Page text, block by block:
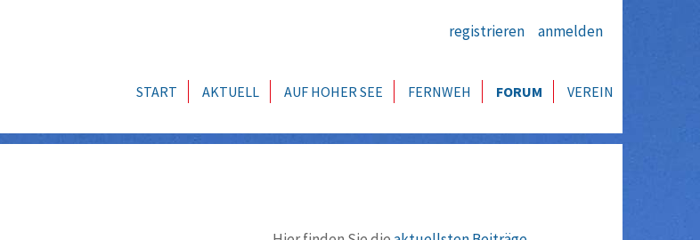
registrieren anmelden
START AKTUELL AUF HOHER SEE FERNWEH FORUM VEREIN